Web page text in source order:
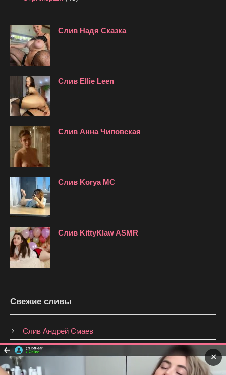
Слив Надя Сказка
Слив Ellie Leen
Слив Анна Чиповская
Слив Korya MC
Слив KittyKlaw ASMR
Свежие сливы
Слив Андрей Смаев
Слив Анастасия Брагина
Слив Shmakovajojo
✕